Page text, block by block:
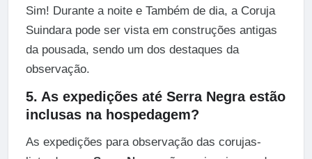
Sim! Durante a noite e Também de dia, a Coruja
Suindara pode ser vista em construções antigas
da pousada, sendo um dos destaques da
observação.
5. As expedições até Serra Negra estão
inclusas na hospedagem?
As expedições para observação das corujas-